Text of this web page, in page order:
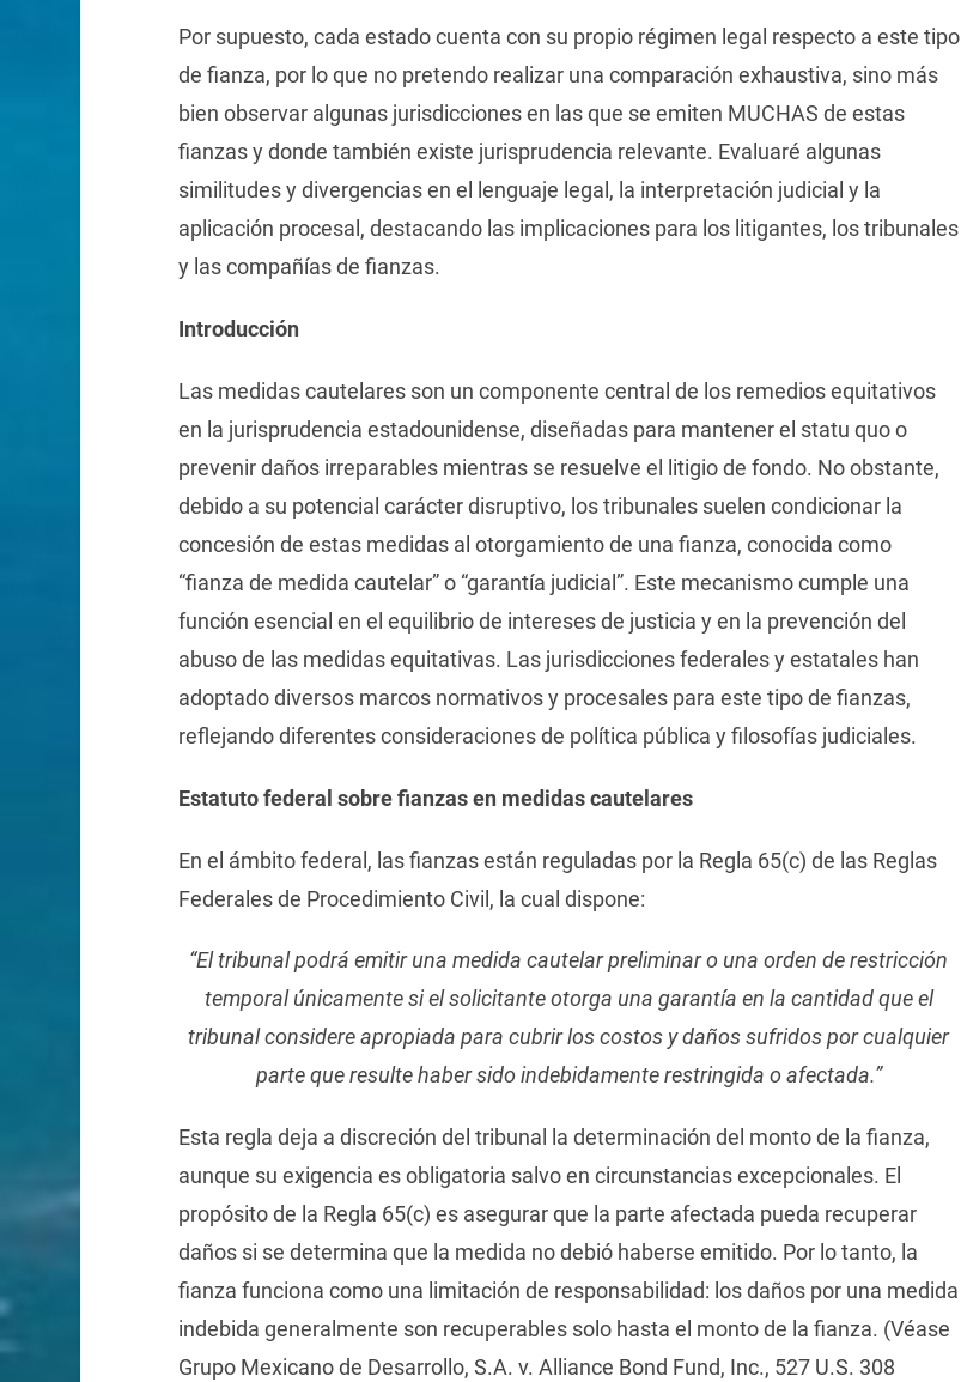
Por supuesto, cada estado cuenta con su propio régimen legal respecto a este tipo
de fianza, por lo que no pretendo realizar una comparación exhaustiva, sino más
bien observar algunas jurisdicciones en las que se emiten MUCHAS de estas
fianzas y donde también existe jurisprudencia relevante. Evaluaré algunas
similitudes y divergencias en el lenguaje legal, la interpretación judicial y la
aplicación procesal, destacando las implicaciones para los litigantes, los tribunales
y las compañías de fianzas.
Introducción
Las medidas cautelares son un componente central de los remedios equitativos
en la jurisprudencia estadounidense, diseñadas para mantener el statu quo o
prevenir daños irreparables mientras se resuelve el litigio de fondo. No obstante,
debido a su potencial carácter disruptivo, los tribunales suelen condicionar la
concesión de estas medidas al otorgamiento de una fianza, conocida como
“fianza de medida cautelar” o “garantía judicial”. Este mecanismo cumple una
función esencial en el equilibrio de intereses de justicia y en la prevención del
abuso de las medidas equitativas. Las jurisdicciones federales y estatales han
adoptado diversos marcos normativos y procesales para este tipo de fianzas,
reflejando diferentes consideraciones de política pública y filosofías judiciales.
Estatuto federal sobre fianzas en medidas cautelares
En el ámbito federal, las fianzas están reguladas por la Regla 65(c) de las Reglas
Federales de Procedimiento Civil, la cual dispone:
“El tribunal podrá emitir una medida cautelar preliminar o una orden de restricción
temporal únicamente si el solicitante otorga una garantía en la cantidad que el
tribunal considere apropiada para cubrir los costos y daños sufridos por cualquier
parte que resulte haber sido indebidamente restringida o afectada.”
Esta regla deja a discreción del tribunal la determinación del monto de la fianza,
aunque su exigencia es obligatoria salvo en circunstancias excepcionales. El
propósito de la Regla 65(c) es asegurar que la parte afectada pueda recuperar
daños si se determina que la medida no debió haberse emitido. Por lo tanto, la
fianza funciona como una limitación de responsabilidad: los daños por una medida
indebida generalmente son recuperables solo hasta el monto de la fianza. (Véase
Grupo Mexicano de Desarrollo, S.A. v. Alliance Bond Fund, Inc., 527 U.S. 308